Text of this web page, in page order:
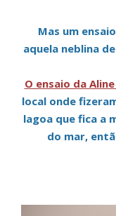
Mas um
aquela neblina
O ensaio da
local onde
lagoa que fica a
do mar,